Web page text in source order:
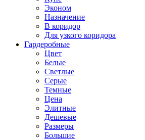
Эконом
Назначение
В коридор
Для узкого коридора
Гардеробные
Цвет
Белые
Светлые
Серые
Темные
Цена
Элитные
Дешевые
Размеры
Большие